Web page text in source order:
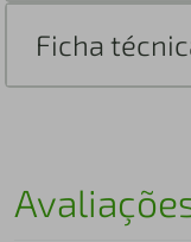
Ficha